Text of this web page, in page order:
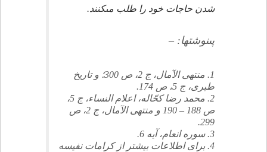
شدن حاجات خود را طلب مى‏كنند.
پى‏نوشت‏ها: –
1. منتهى الآمال، ج 2، ص 300؛ و تاريخ
طبرى، ج 5، ص 174.
2. محمد رضا كحّاله، اعلام النساء، ج 5،
ص 188 – 190 و منتهى الآمال، ج 2، ص
299.
3. سوره انعام، آيه 6.
4. براى اطلاعات بيشتر از كرامات نفيسه